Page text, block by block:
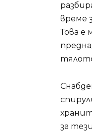
време
Това е
за